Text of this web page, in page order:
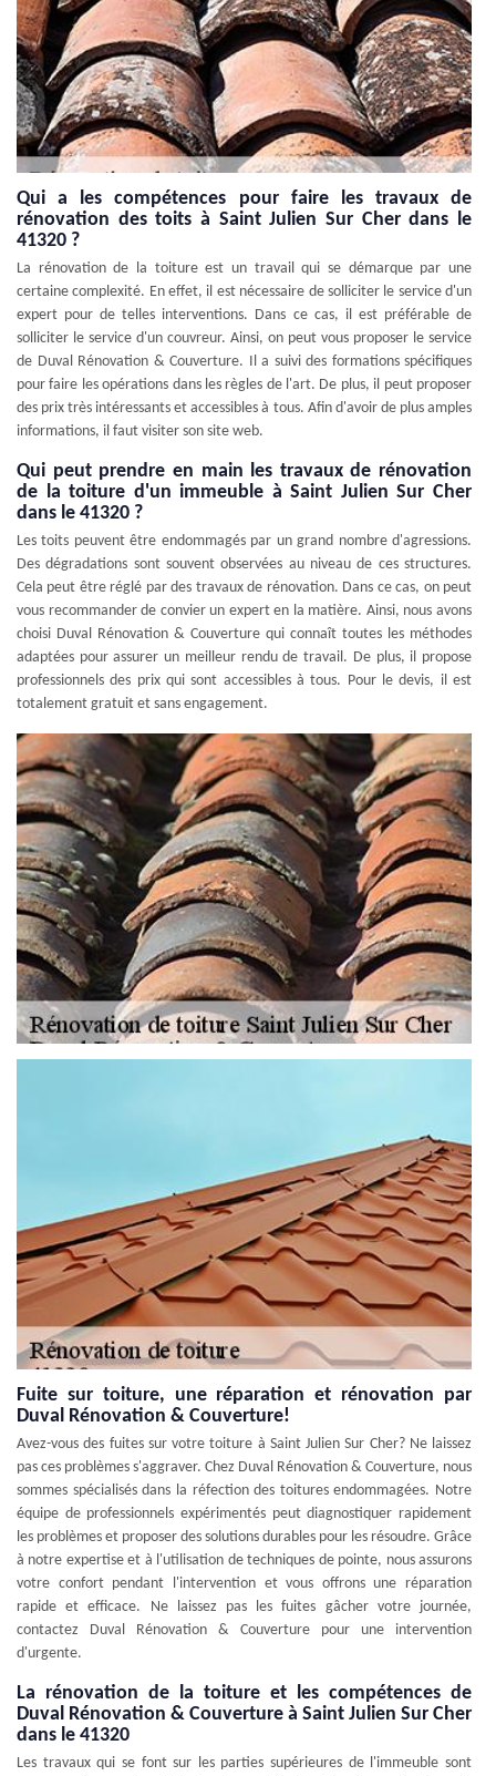
Qui a les compétences pour faire les travaux de
rénovation des toits à Saint Julien Sur Cher dans le
41320 ?
La rénovation de la toiture est un travail qui se démarque par une
certaine complexité. En effet, il est nécessaire de solliciter le service d'un
expert pour de telles interventions. Dans ce cas, il est préférable de
solliciter le service d'un couvreur. Ainsi, on peut vous proposer le service
de Duval Rénovation & Couverture. Il a suivi des formations spécifiques
pour faire les opérations dans les règles de l'art. De plus, il peut proposer
des prix très intéressants et accessibles à tous. Afin d'avoir de plus amples
informations, il faut visiter son site web.
Qui peut prendre en main les travaux de rénovation
de la toiture d'un immeuble à Saint Julien Sur Cher
dans le 41320 ?
Les toits peuvent être endommagés par un grand nombre d'agressions.
Des dégradations sont souvent observées au niveau de ces structures.
Cela peut être réglé par des travaux de rénovation. Dans ce cas, on peut
vous recommander de convier un expert en la matière. Ainsi, nous avons
choisi Duval Rénovation & Couverture qui connaît toutes les méthodes
adaptées pour assurer un meilleur rendu de travail. De plus, il propose
professionnels des prix qui sont accessibles à tous. Pour le devis, il est
totalement gratuit et sans engagement.
Fuite sur toiture, une réparation et rénovation par
Duval Rénovation & Couverture!
Avez-vous des fuites sur votre toiture à Saint Julien Sur Cher? Ne laissez
pas ces problèmes s'aggraver. Chez Duval Rénovation & Couverture, nous
sommes spécialisés dans la réfection des toitures endommagées. Notre
équipe de professionnels expérimentés peut diagnostiquer rapidement
les problèmes et proposer des solutions durables pour les résoudre. Grâce
à notre expertise et à l'utilisation de techniques de pointe, nous assurons
votre confort pendant l'intervention et vous offrons une réparation
rapide et efficace. Ne laissez pas les fuites gâcher votre journée,
contactez Duval Rénovation & Couverture pour une intervention
d'urgente.
La rénovation de la toiture et les compétences de
Duval Rénovation & Couverture à Saint Julien Sur Cher
dans le 41320
Les travaux qui se font sur les parties supérieures de l'immeuble sont